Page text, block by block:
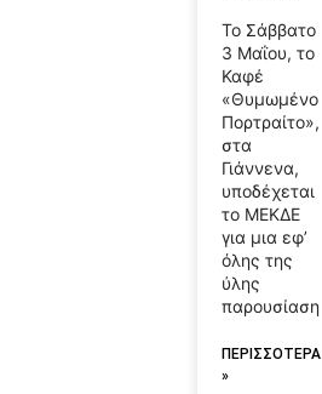
Το Σάββατο
3 Μαΐου, το
Καφέ
«Θυμωμένο
Πορτραίτο»,
στα
Γιάννενα,
υποδέχεται
το ΜΕΚΔΕ
για μια εφ’
όλης της
ύλης
παρουσίαση
ΠΕΡΙΣΣΟΤΕΡΑ
»